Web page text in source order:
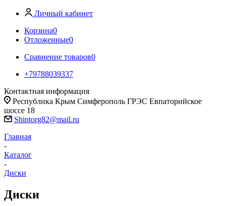
Личный кабинет
Корзина0
Отложенные0
Сравнение товаров0
+79788039337
Контактная информация
Республика Крым Симферополь ГРЭС Евпаторийское
шоссе 18
Shintorg82@mail.ru
Главная
-
Каталог
-
Диски
Диски